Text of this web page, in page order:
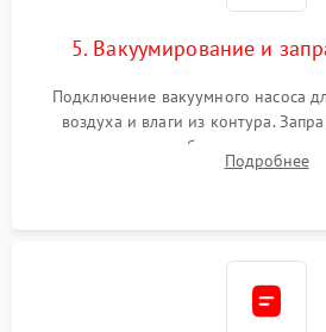
5. Вакуумирование и
Подключение вакуумного насоса
воздуха и влаги из контура.
дозированным объемом
электронным весам. КонтрольПодробнее